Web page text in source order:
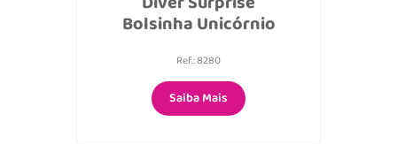
Bolsinha Unicórnio
Ref.: 8280
Saiba Mais